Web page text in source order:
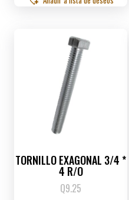
TORNILLO EXAGONAL 3/4 *
4 R/O
Q9.25